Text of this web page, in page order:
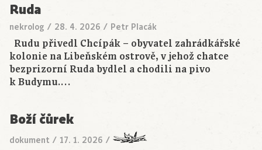
Ruda
nekrolog / 28. 4. 2026 / Petr Placák
Rudu přivedl Chcípák – obyvatel zahrádkářské
kolonie na Libeňském ostrově, v jehož chatce
bezprizorní Ruda bydlel a chodili na pivo
k Budymu.…
Boží čůrek
dokument / 17. 1. 2026 /